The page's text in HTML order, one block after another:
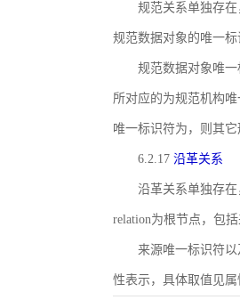
规范关系单独存
规范数据对象的唯一
规范数据对象唯一
所对应的为规范机构
唯一标识符为，则其
6.2.17 沿革关系
沿革关系单独存
relation为根节点，包
来源唯一标识符以
性表示，具体取值见属